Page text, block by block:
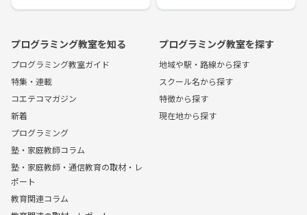
プログラミング教室を知る
プログラミング教室ガイド
特集・連載
コエテコマガジン
新着
プログラミング
塾・家庭教師コラム
塾・家庭教師・通信教育の取材・レ
ポート
教育関連コラム
プログラミング教室を探す
地域や駅・路線から探す
スクール名から探す
特徴から探す
現在地から探す